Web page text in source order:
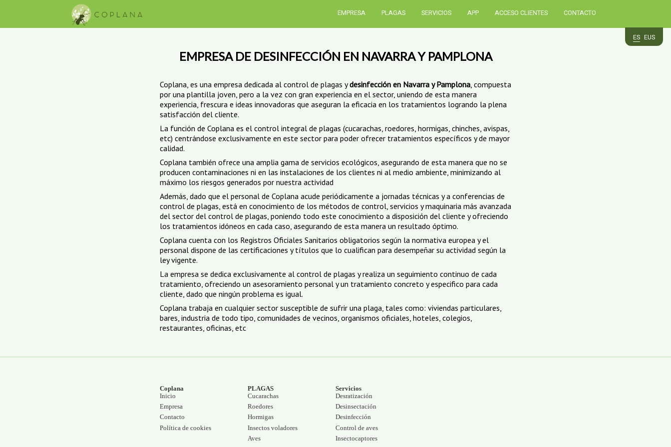
EMPRESA PLAGAS SERVICIOS
TRATAMIENTOS DE MADERA
APP ACCESO CLIENTES CONTACTO
ES EUS
EMPRESA DE DESINFECCIÓN EN NAVARRA Y PAMPLONA
Coplana, es una empresa dedicada al control de plagas ydesinfección en Navarra y Pamplona , compuesta
por una plantilla joven, pero a la vez con gran experiencia en el sector, uniendo de esta manera
experiencia, frescura e ideas innovadoras que aseguran la eficacia en los tratamientos logrando la plena
satisfacción del cliente.
La función de Coplana es el control integral de plagas (cucarachas, roedores, hormigas, chinches, avispas,
etc) centrándose exclusivamente en este sector para poder ofrecer tratamientos específicos y de mayor
calidad.
Coplana también ofrece una amplia gama de servicios ecológicos, asegurando de esta manera que no se
producen contaminaciones ni en las instalaciones de los clientes ni al medio ambiente, minimizando al
máximo los riesgos generados por nuestra actividad
Además, dado que el personal de Coplana acude periódicamente a jornadas técnicas y a conferencias de
control de plagas, está en conocimiento de los métodos de control, servicios y maquinaria más avanzada
del sector del control de plagas, poniendo todo este conocimiento a disposición del cliente y ofreciendo
los tratamientos idóneos en cada caso, asegurando de esta manera un resultado óptimo.
Coplana cuenta con los Registros Oficiales Sanitarios obligatorios según la normativa europea y el
personal dispone de las certificaciones y títulos que lo cualifican para desempeñar su actividad según la
ley vigente.
La empresa se dedica exclusivamente al control de plagas y realiza un seguimiento continuo de cada
tratamiento, ofreciendo un asesoramiento personal y un tratamiento concreto y especifico para cada
cliente, dado que ningún problema es igual.
Coplana trabaja en cualquier sector susceptible de sufrir una plaga, tales como: viviendas particulares,
bares, industria de todo tipo, comunidades de vecinos, organismos oficiales, hoteles, colegios,
restaurantes, oficinas, etc
Coplana
Inicio
Empresa
Contacto
Política de cookies
PLAGAS
Cucarachas
Roedores
Hormigas
Insectos voladores
Aves
Servicios
Desratización
Desinsectación
Desinfección
Control de aves
Insectocaptores